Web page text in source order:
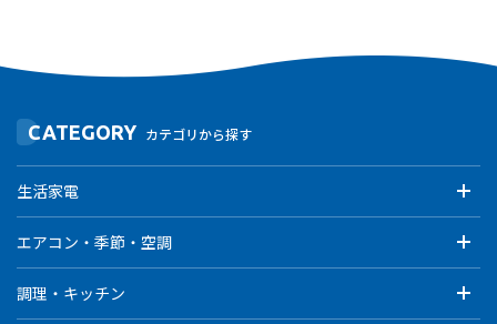
CATEGORY カテゴリから探す
生活家電
エアコン・季節・空調
調理・キッチン